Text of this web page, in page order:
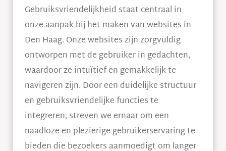
Gebruiksvriendelijkheid staat centraal in
onze aanpak bij het maken van websites in
Den Haag. Onze websites zijn zorgvuldig
ontworpen met de gebruiker in gedachten,
waardoor ze intuïtief en gemakkelijk te
navigeren zijn. Door een duidelijke structuur
en gebruiksvriendelijke functies te
integreren, streven we ernaar om een
naadloze en plezierige gebruikerservaring te
bieden die bezoekers aanmoedigt om langer